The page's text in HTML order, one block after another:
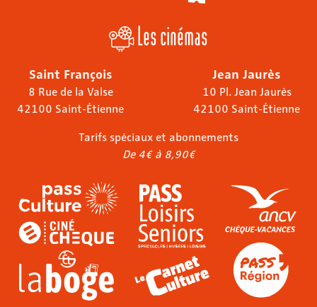
Les cinémas
Saint François
8 Rue de la Valse
42100 Saint-Étienne
Jean Jaurès
10 Pl. Jean Jaurès
42100 Saint-Étienne
Tarifs spéciaux et abonnements
De 4€ à 8,90€